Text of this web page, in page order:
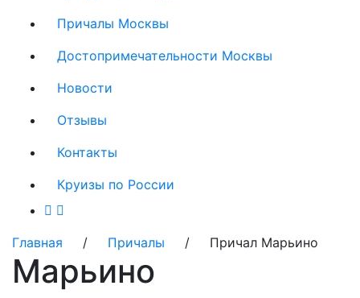
Причалы Москвы
Достопримечательности Москвы
Новости
Отзывы
Контакты
Круизы по России
Главная / Причалы / Причал Марьино
Марьино